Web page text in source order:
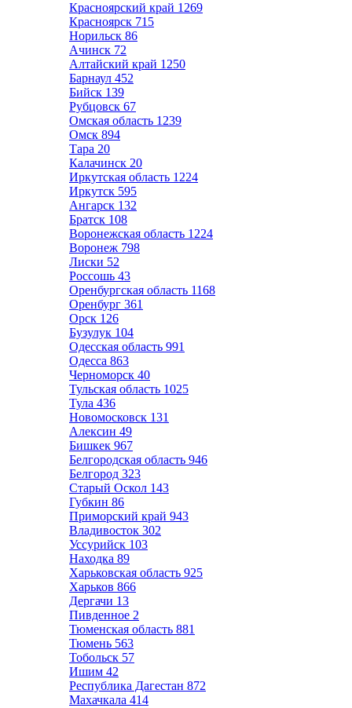
Красноярский край 1269
Красноярск 715
Норильск 86
Ачинск 72
Алтайский край 1250
Барнаул 452
Бийск 139
Рубцовск 67
Омская область 1239
Омск 894
Тара 20
Калачинск 20
Иркутская область 1224
Иркутск 595
Ангарск 132
Братск 108
Воронежская область 1224
Воронеж 798
Лиски 52
Россошь 43
Оренбургская область 1168
Оренбург 361
Орск 126
Бузулук 104
Одесская область 991
Одесса 863
Черноморск 40
Тульская область 1025
Тула 436
Новомосковск 131
Алексин 49
Бишкек 967
Белгородская область 946
Белгород 323
Старый Оскол 143
Губкин 86
Приморский край 943
Владивосток 302
Уссурийск 103
Находка 89
Харьковская область 925
Харьков 866
Дергачи 13
Пивденное 2
Тюменская область 881
Тюмень 563
Тобольск 57
Ишим 42
Республика Дагестан 872
Махачкала 414